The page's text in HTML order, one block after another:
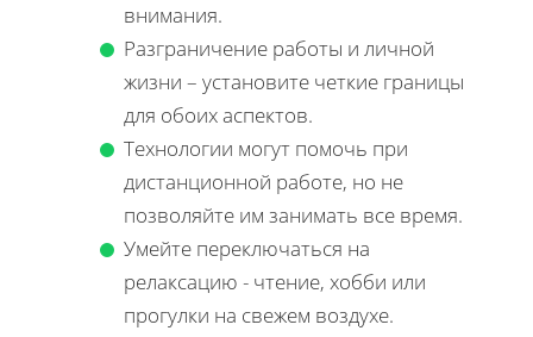
внимания.
Разграничение работы и личной
жизни – установите четкие границы
для обоих аспектов.
Технологии могут помочь при
дистанционной работе, но не
позволяйте им занимать все время.
Умейте переключаться на
релаксацию - чтение, хобби или
прогулки на свежем воздухе.